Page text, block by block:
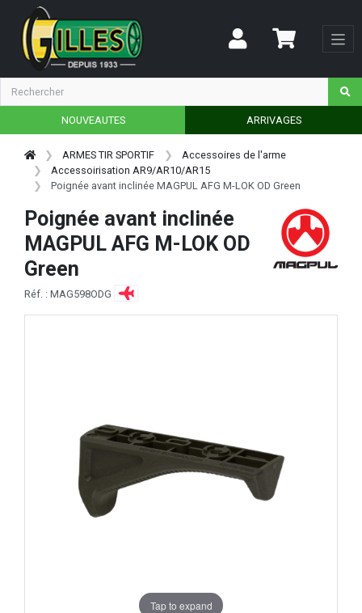
NOUVEAUTES ARRIVAGES
ARMES TIR SPORTIF
Accessoires de l'arme
Accessoirisation AR9/AR10/AR15
Poignée avant inclinée MAGPUL AFG M-LOK OD Green
Poignée avant inclinée
MAGPUL AFG M-LOK OD
Green
Réf. : MAG598ODG
Tap to expand